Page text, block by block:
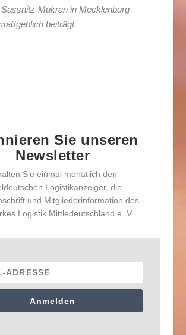
Mukran in Mecklenburg-
beiträgt.
Sie unseren
Newsletter
Sie einmal monatlich den
Logistikanzeiger, die
und Mitgliederinformation des
Logistik Mittledeutschland e. V.
Anmelden